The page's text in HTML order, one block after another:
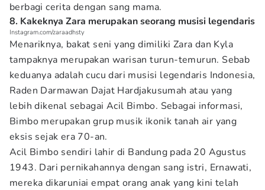
berbagi cerita dengan sang mama.
8. Kakeknya Zara merupakan seorang musisi legendaris
Instagram.com/zaraadhsty
Menariknya, bakat seni yang dimiliki Zara dan Kyla
tampaknya merupakan warisan turun-temurun. Sebab
keduanya adalah cucu dari musisi legendaris Indonesia,
Raden Darmawan Dajat Hardjakusumah atau yang
lebih dikenal sebagai Acil Bimbo. Sebagai informasi,
Bimbo merupakan grup musik ikonik tanah air yang
eksis sejak era 70-an.
Acil Bimbo sendiri lahir di Bandung pada 20 Agustus
1943. Dari pernikahannya dengan sang istri, Ernawati,
mereka dikaruniai empat orang anak yang kini telah